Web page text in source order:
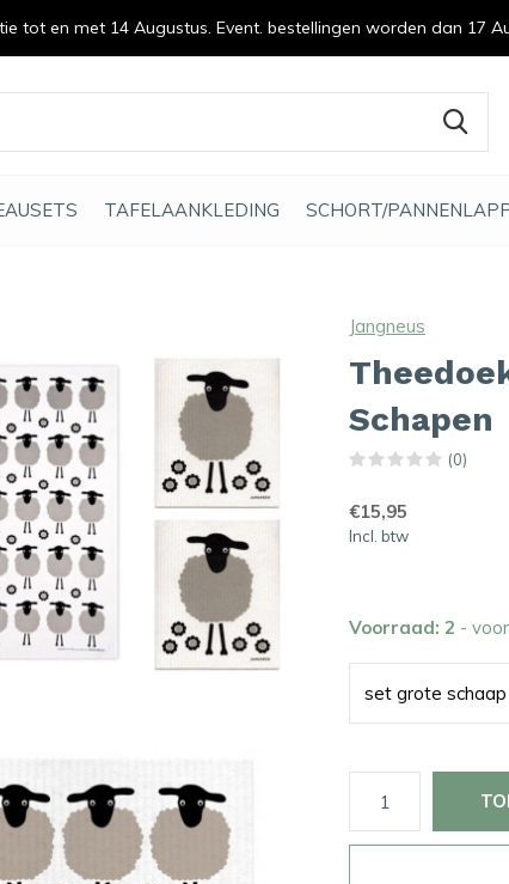
TAFELAANKLEDING SCHORT/
Jangneus
Schapen
(0)
€15,95
Incl. btw
Voorraad: 2 -
set grote schaap
tot en met 14 Augustus. Event. bestellingen worden dan 17